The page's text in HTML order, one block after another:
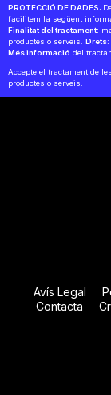
PROTECCIÓ DE DADES:
facilitem la següent
Finalitat del tractament:
productes o serveis. Drets:
Més informació del
Accepte el tractament de
productes o serveis.
Avís Legal
Contacta